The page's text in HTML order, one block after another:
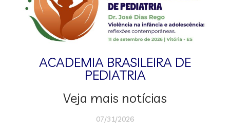
ACADEMIA BRASILEIRA DE
PEDIATRIA
Veja mais notícias
07/31/2026